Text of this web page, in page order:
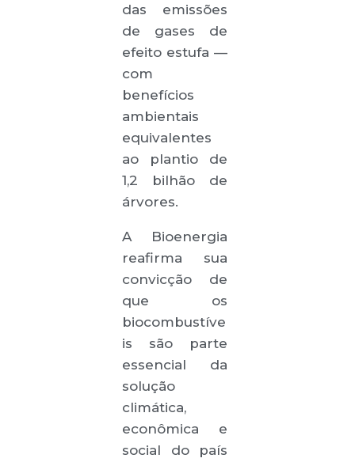
das emissões
de gases de
efeito estufa —
com
benefícios
ambientais
equivalentes
ao plantio de
1,2 bilhão de
árvores.
A Bioenergia
reafirma sua
convicção de
que os
biocombustíve
is são parte
essencial da
solução
climática,
econômica e
social do país